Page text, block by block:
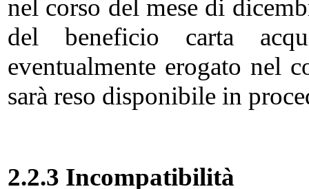
nel corso del mese di
del beneficio carta
eventualmente erogato nel
sarà reso disponibile in
2.2.3 Incompatibilità